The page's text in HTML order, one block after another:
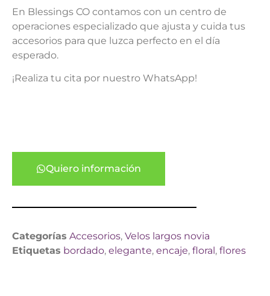
En Blessings CO contamos con un centro de
operaciones especializado que ajusta y cuida tus
accesorios para que luzca perfecto en el día
esperado.
¡Realiza tu cita por nuestro WhatsApp!
Quiero información
Categorías Accesorios, Velos largos novia
Etiquetas bordado, elegante, encaje, floral , flores